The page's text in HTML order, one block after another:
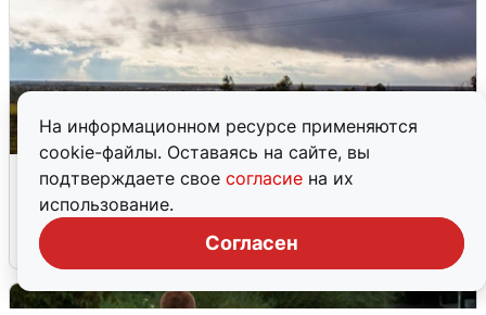
На информационном ресурсе применяются
cookie-файлы. Оставаясь на сайте, вы
подтверждаете свое согласие на их
использование.
Согласен
Над ХМАО впервые сбили
беспилотники
3 августа